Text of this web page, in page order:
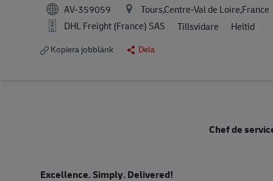
AV-359059 Tours,Centre-Val de Loire,France
DHL Freight (France) SAS
Tillsvidare Heltid
Kopiera jobblänk Dela
Chef de
Excellence. Simply. Delivered!